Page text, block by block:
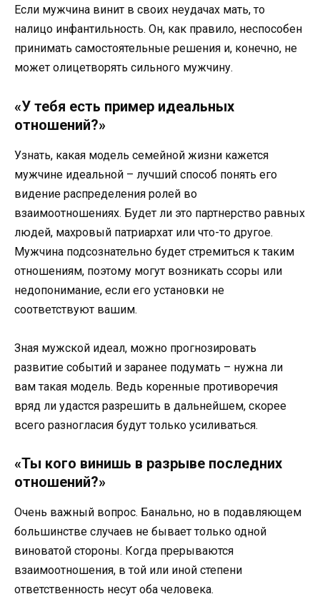
Если мужчина винит в своих неудачах мать, то
налицо инфантильность. Он, как правило, неспособен
принимать самостоятельные решения и, конечно, не
может олицетворять сильного мужчину.
«У тебя есть пример идеальных
отношений?»
Узнать, какая модель семейной жизни кажется
мужчине идеальной – лучший способ понять его
видение распределения ролей во
взаимоотношениях. Будет ли это партнерство равных
людей, махровый патриархат или что-то другое.
Мужчина подсознательно будет стремиться к таким
отношениям, поэтому могут возникать ссоры или
недопонимание, если его установки не
соответствуют вашим.
Зная мужской идеал, можно прогнозировать
развитие событий и заранее подумать – нужна ли
вам такая модель. Ведь коренные противоречия
вряд ли удастся разрешить в дальнейшем, скорее
всего разногласия будут только усиливаться.
«Ты кого винишь в разрыве последних
отношений?»
Очень важный вопрос. Банально, но в подавляющем
большинстве случаев не бывает только одной
виноватой стороны. Когда прерываются
взаимоотношения, в той или иной степени
ответственность несут оба человека.